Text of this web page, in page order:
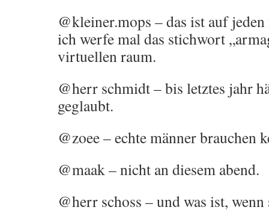
@kleiner.mops – das ist auf
ich werfe mal das stichwort
virtuellen raum.
@herr schmidt – bis letztes jahr
geglaubt.
@zoee – echte männer brauchen
@maak – nicht an diesem abend.
@herr schoss – und was ist,